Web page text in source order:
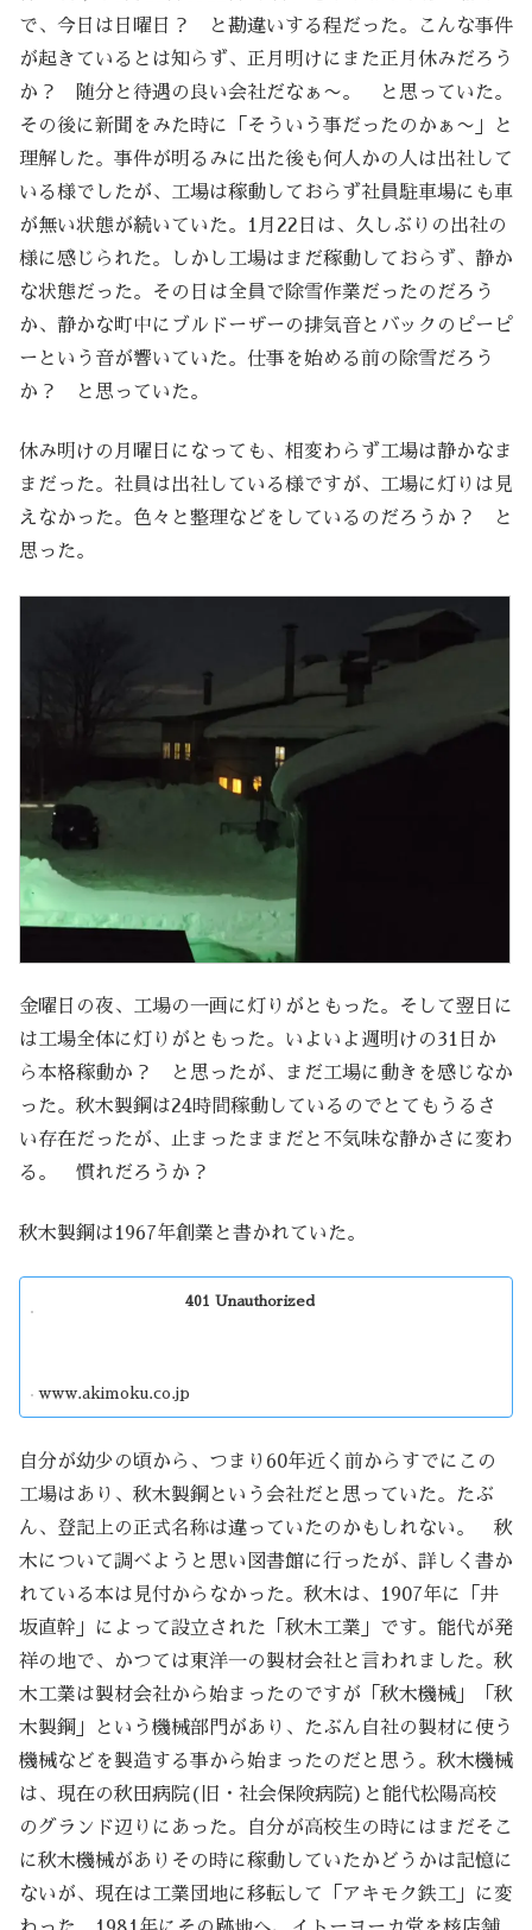
で、今日は日曜日？ と勘違いする程だった。こんな事件
が起きているとは知らず、正月明けにまた正月休みだろう
か？ 随分と待遇の良い会社だなぁ〜。 と思っていた。
その後に新聞をみた時に「そういう事だったのかぁ〜」と
理解した。事件が明るみに出た後も何人かの人は出社して
いる様でしたが、工場は稼動しておらず社員駐車場にも車
が無い状態が続いていた。1月22日は、久しぶりの出社の
様に感じられた。しかし工場はまだ稼動しておらず、静か
な状態だった。その日は全員で除雪作業だったのだろう
か、静かな町中にブルドーザーの排気音とバックのピーピ
ーという音が響いていた。仕事を始める前の除雪だろう
か？ と思っていた。
休み明けの月曜日になっても、相変わらず工場は静かなま
まだった。社員は出社している様ですが、工場に灯りは見
えなかった。色々と整理などをしているのだろうか？ と
思った。
金曜日の夜、工場の一画に灯りがともった。そして翌日に
は工場全体に灯りがともった。いよいよ週明けの31日か
ら本格稼動か？ と思ったが、まだ工場に動きを感じなか
った。秋木製鋼は24時間稼動しているのでとてもうるさ
い存在だったが、止まったままだと不気味な静かさに変わ
る。 慣れだろうか？
秋木製鋼は1967年創業と書かれていた。
401 Unauthorized
www.akimoku.co.jp
自分が幼少の頃から、つまり60年近く前からすでにこの
工場はあり、秋木製鋼という会社だと思っていた。たぶ
ん、登記上の正式名称は違っていたのかもしれない。 秋
木について調べようと思い図書館に行ったが、詳しく書か
れている本は見付からなかった。秋木は、1907年に「井
坂直幹」によって設立された「秋木工業」です。能代が発
祥の地で、かつては東洋一の製材会社と言われました。秋
木工業は製材会社から始まったのですが「秋木機械」「秋
木製鋼」という機械部門があり、たぶん自社の製材に使う
機械などを製造する事から始まったのだと思う。秋木機械
は、現在の秋田病院(旧・社会保険病院)と能代松陽高校
のグランド辺りにあった。自分が高校生の時にはまだそこ
に秋木機械がありその時に稼動していたかどうかは記憶に
ないが、現在は工業団地に移転して「アキモク鉄工」に変